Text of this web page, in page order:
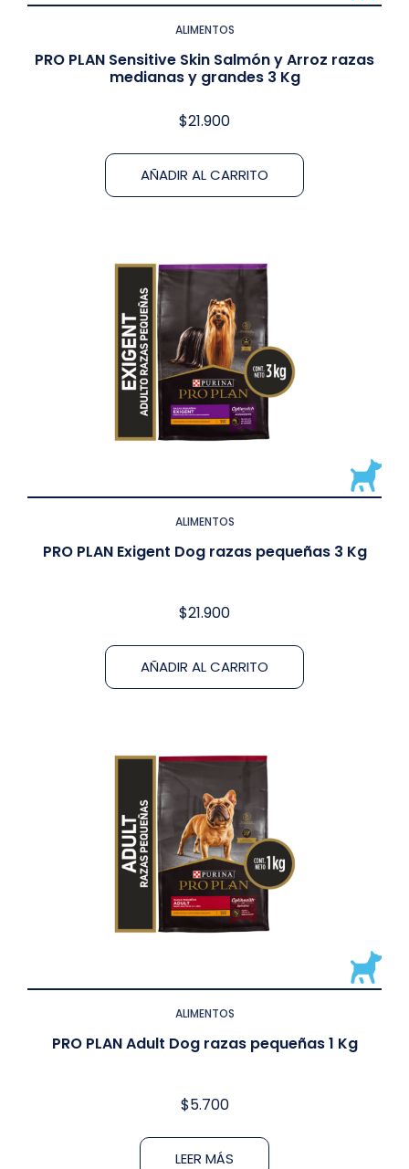
ALIMENTOS
PRO PLAN Sensitive Skin Salmón y Arroz razas
medianas y grandes 3 Kg
$21.900
AÑADIR AL CARRITO
ALIMENTOS
PRO PLAN Exigent Dog razas pequeñas 3 Kg
$21.900
AÑADIR AL CARRITO
ALIMENTOS
PRO PLAN Adult Dog razas pequeñas 1 Kg
$5.700
LEER MÁS